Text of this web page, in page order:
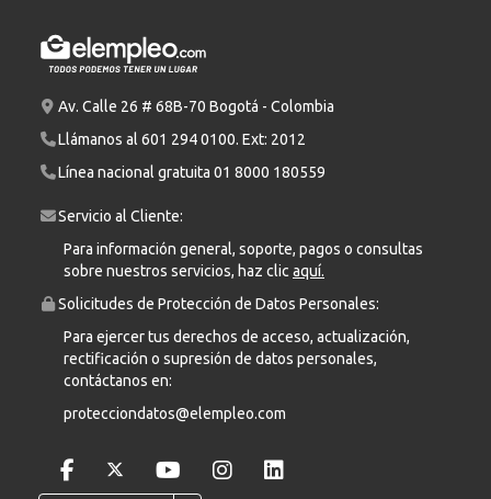
Av. Calle 26 # 68B-70 Bogotá - Colombia
Llámanos al 601 294 0100. Ext: 2012
Línea nacional gratuita 01 8000 180559
Servicio al Cliente:
Para información general, soporte, pagos o consultas
sobre nuestros servicios, haz clicaquí.
Solicitudes de Protección de Datos Personales:
Para ejercer tus derechos de acceso, actualización,
rectificación o supresión de datos personales,
contáctanos en:
protecciondatos@elempleo.com